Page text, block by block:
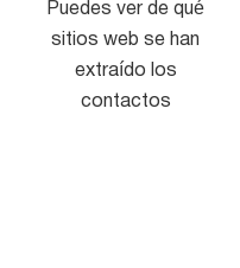
Puedes ver de qué
sitios web se han
extraído los
contactos